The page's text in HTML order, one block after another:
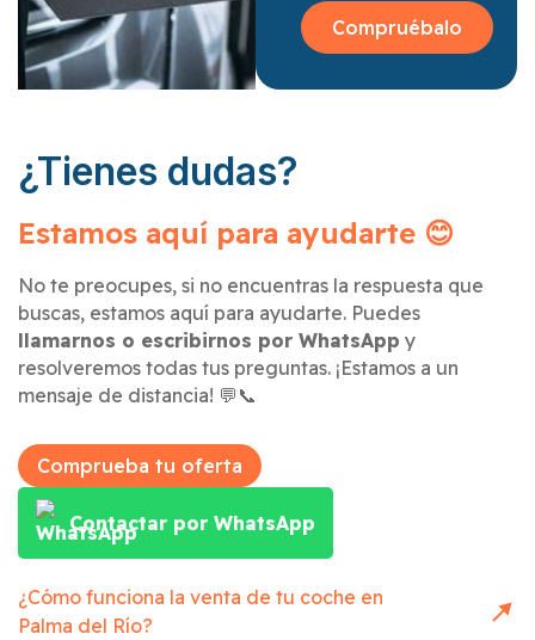
Compruébalo
¿Tienes dudas?
Estamos aquí para ayudarte 😊
No te preocupes, si no encuentras la respuesta que
buscas, estamos aquí para ayudarte. Puedes
llamarnos o escribirnos por WhatsApp y
resolveremos todas tus preguntas. ¡Estamos a un
mensaje de distancia! 💬📞
Comprueba tu oferta
Contactar por WhatsApp
¿Cómo funciona la venta de tu coche en
Palma del Río?